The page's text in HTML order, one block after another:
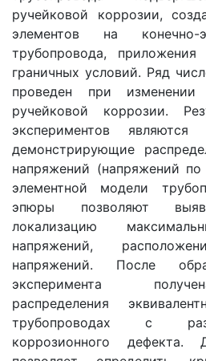
ручейковой коррозии,
элементов на конечно-
трубопровода,
граничных условий. Ряд
проведен при изменении
ручейковой коррозии.
экспериментов
демонстрирующие
напряжений (напряжений
элементной модели
эпюры позволяют
локализацию
напряжений,
напряжений. После
эксперимента
распределения
трубопроводах с
коррозионного дефекта.